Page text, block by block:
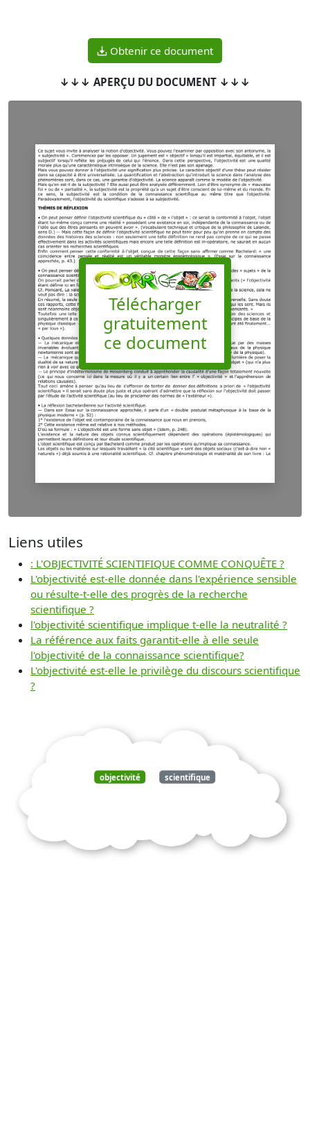
Obtenir ce document
↓↓↓ APERÇU DU DOCUMENT ↓↓↓
Télécharger
gratuitement
ce document
Liens utiles
: L'OBJECTIVITÉ SCIENTIFIQUE COMME CONQUÊTE ?
L'objectivité est-elle donnée dans l'expérience sensible
ou résulte-t-elle des progrès de la recherche
scientifique ?
l'objectivité scientifique implique t-elle la neutralité ?
La référence aux faits garantit-elle à elle seule
l'objectivité de la connaissance scientifique?
L'objectivité est-elle le privilège du discours scientifique
?
objectivité scientifique